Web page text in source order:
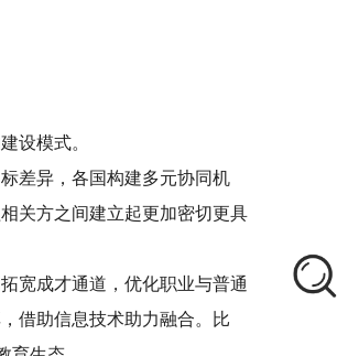
设模式。
差异，各国构建多元协同机
关方之间建立起更加密切更具
宽成才通道，优化职业与普通
借助信息技术助力融合。比